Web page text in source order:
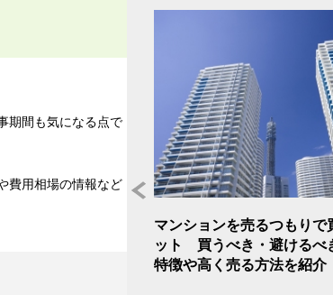
期間も気になる点で
費用相場の情報など
マンションを売るつもりで
ット 買うべき・避けるべ
特徴や高く売る方法を紹介